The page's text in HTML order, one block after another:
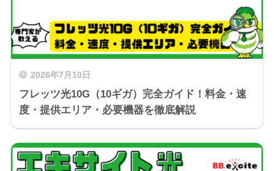
2026年7月10日
フレッツ光10G（10ギガ）完全ガイド！料金・速
度・提供エリア・必要機器を徹底解説